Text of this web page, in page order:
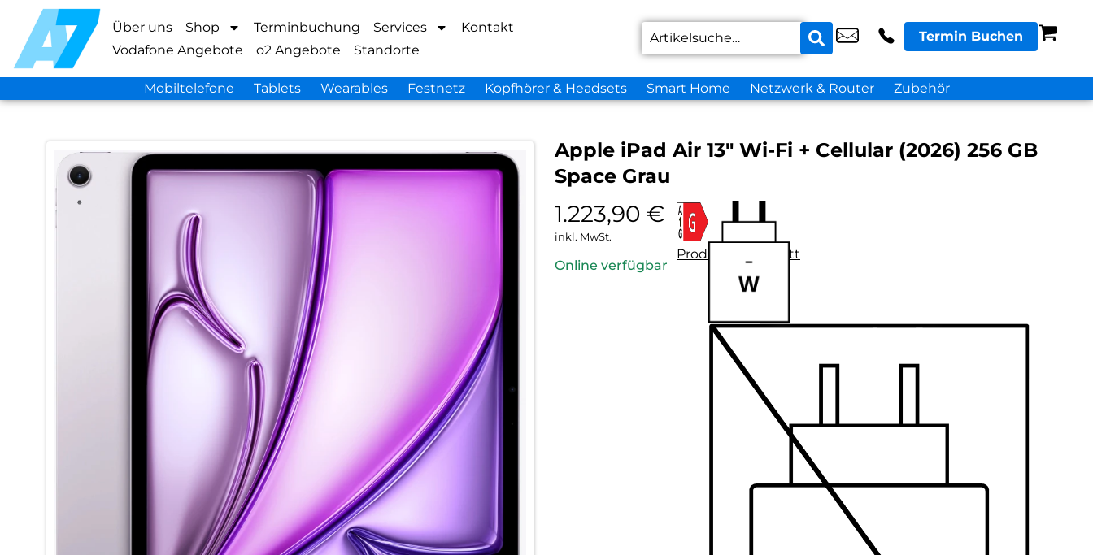
Über uns Shop Terminbuchung Services
Kontakt
Vodafone Angebote
o2 Angebote Standorte
Termin Buchen
Mobiltelefone Tablets Wearables Festnetz Kopfhörer & Headsets Smart Home Netzwerk & Router Zubehör
Apple iPad Air 13″ Wi-Fi + Cellular (2026) 256 GB
Space Grau
1.223,90 €
inkl. MwSt.
Online verfügbar
Produktdatenblatt